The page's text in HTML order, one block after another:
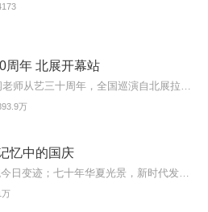
周年 北展开幕站
万
忆中的国庆
万